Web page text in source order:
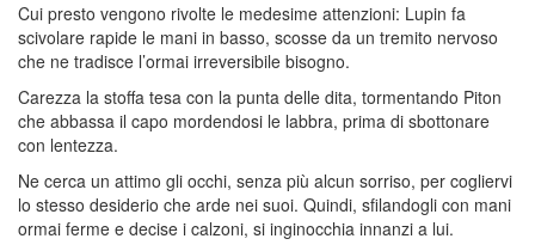
Cui presto vengono rivolte le medesime attenzioni: Lupin fa
scivolare rapide le mani in basso, scosse da un tremito nervoso
che ne tradisce l’ormai irreversibile bisogno.
Carezza la stoffa tesa con la punta delle dita, tormentando Piton
che abbassa il capo mordendosi le labbra, prima di sbottonare
con lentezza.
Ne cerca un attimo gli occhi, senza più alcun sorriso, per cogliervi
lo stesso desiderio che arde nei suoi. Quindi, sfilandogli con mani
ormai ferme e decise i calzoni, si inginocchia innanzi a lui.